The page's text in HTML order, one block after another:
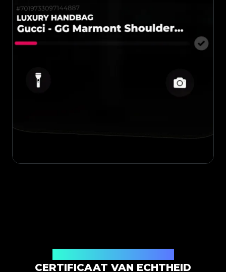
CERTIFICAAT VAN ECHTHEID